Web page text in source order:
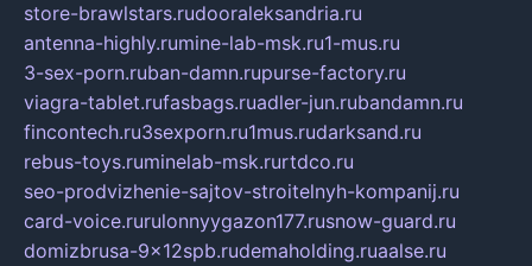
store-brawlstars.rudooraleksandria.ru
antenna-highly.rumine-lab-msk.ru1-mus.ru
3-sex-porn.ruban-damn.rupurse-factory.ru
viagra-tablet.rufasbags.ruadler-jun.rubandamn.ru
fincontech.ru3sexporn.ru1mus.rudarksand.ru
rebus-toys.ruminelab-msk.rurtdco.ru
seo-prodvizhenie-sajtov-stroitelnyh-kompanij.ru
card-voice.rurulonnyygazon177.rusnow-guard.ru
domizbrusa-9x12spb.rudemaholding.ruaalse.ru